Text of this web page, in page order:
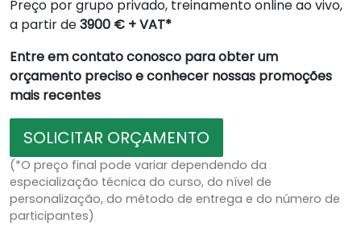
Preço por grupo privado, treinamento online ao vivo,
a partir de3900 € + VAT*
Entre em contato conosco para obter um
orçamento preciso e conhecer nossas promoções
mais recentes
SOLICITAR ORÇAMENTO
(*O preço final pode variar dependendo da
especialização técnica do curso, do nível de
personalização, do método de entrega e do número de
participantes)